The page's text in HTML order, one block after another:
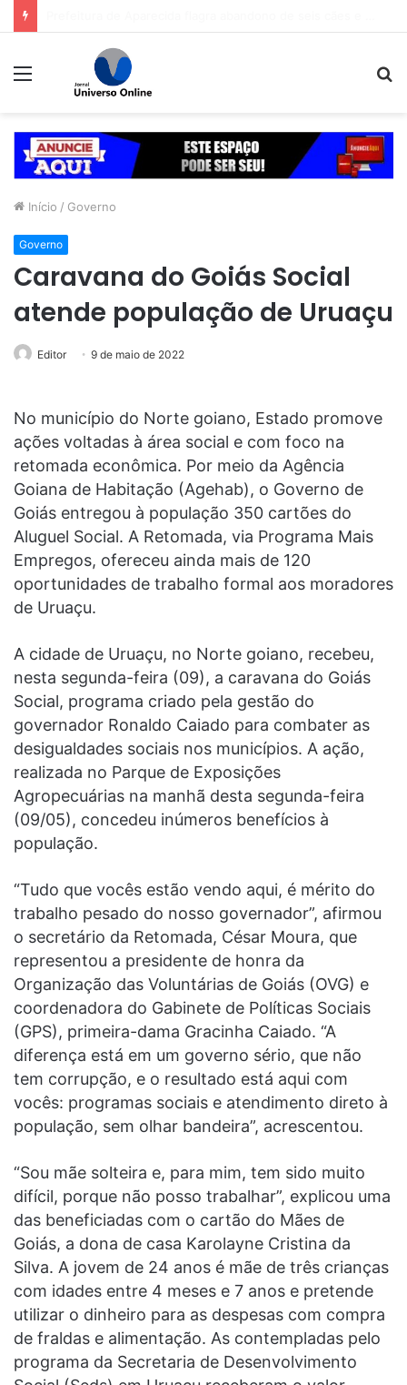
Menu
Início / Governo
Governo
Caravana do Goiás Social
atende população de Uruaçu
Editor 9 de maio de 2022
No município do Norte goiano, Estado promove
ações voltadas à área social e com foco na
retomada econômica. Por meio da Agência
Goiana de Habitação (Agehab), o Governo de
Goiás entregou à população 350 cartões do
Aluguel Social. A Retomada, via Programa Mais
Empregos, ofereceu ainda mais de 120
oportunidades de trabalho formal aos moradores
de Uruaçu.
A cidade de Uruaçu, no Norte goiano, recebeu,
nesta segunda-feira (09), a caravana do Goiás
Social, programa criado pela gestão do
governador Ronaldo Caiado para combater as
desigualdades sociais nos municípios. A ação,
realizada no Parque de Exposições
Agropecuárias na manhã desta segunda-feira
(09/05), concedeu inúmeros benefícios à
população.
“Tudo que vocês estão vendo aqui, é mérito do
trabalho pesado do nosso governador”, afirmou
o secretário da Retomada, César Moura, que
representou a presidente de honra da
Organização das Voluntárias de Goiás (OVG) e
coordenadora do Gabinete de Políticas Sociais
(GPS), primeira-dama Gracinha Caiado. “A
diferença está em um governo sério, que não
tem corrupção, e o resultado está aqui com
vocês: programas sociais e atendimento direto à
população, sem olhar bandeira”, acrescentou.
“Sou mãe solteira e, para mim, tem sido muito
difícil, porque não posso trabalhar”, explicou uma
das beneficiadas com o cartão do Mães de
Goiás, a dona de casa Karolayne Cristina da
Silva. A jovem de 24 anos é mãe de três crianças
com idades entre 4 meses e 7 anos e pretende
utilizar o dinheiro para as despesas com compra
de fraldas e alimentação. As contempladas pelo
programa da Secretaria de Desenvolvimento